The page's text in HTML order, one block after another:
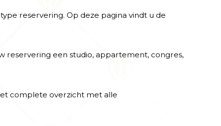
reservering. Op deze pagina vindt u de
reservering een studio, appartement, congres,
complete overzicht met alle